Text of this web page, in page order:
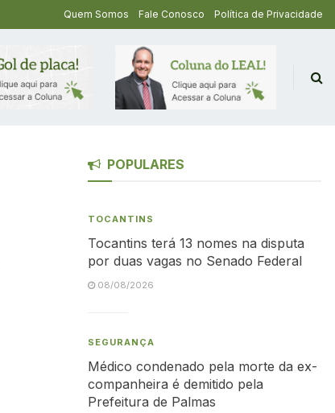
Quem Somos Fale Conosco Política de Privacidade
POPULARES
TOCANTINS
Tocantins terá 13 nomes na disputa
por duas vagas no Senado Federal
08/08/2026
SEGURANÇA
Médico condenado pela morte da ex-
companheira é demitido pela
Prefeitura de Palmas